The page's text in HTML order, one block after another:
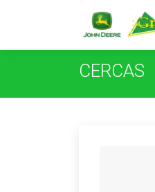
CERCAS